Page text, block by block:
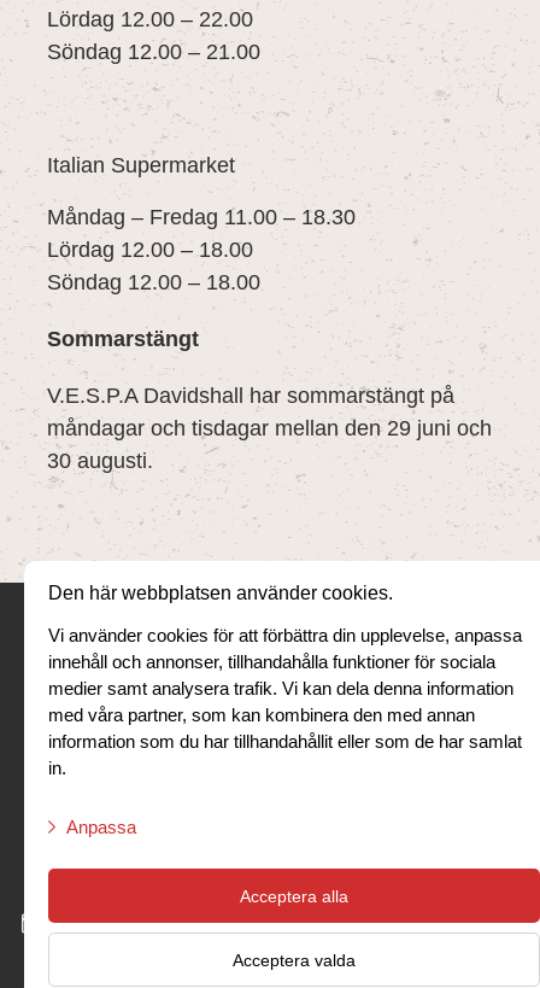
Lördag 12.00 – 22.00
Söndag 12.00 – 21.00
Italian Supermarket
Måndag – Fredag 11.00 – 18.30
Lördag 12.00 – 18.00
Söndag 12.00 – 18.00
Sommarstängt
V.E.S.P.A Davidshall har sommarstängt på
måndagar och tisdagar mellan den 29 juni och
30 augusti.
V.E.S.P.A Davidshall
Holmgatan 11
211 45 Malmö
040-605 92 50
V.E.S.P.A Lund
222 20 Lund
046-127 127
info@vespa.nu
Den här webbplatsen använder cookies.
Vi använder cookies för att förbättra din upplevelse, anpassa
innehåll och annonser, tillhandahålla funktioner för sociala
medier samt analysera trafik. Vi kan dela denna information
med våra partner, som kan kombinera den med annan
information som du har tillhandahållit eller som de har samlat
in.
Anpassa
Marknadsföringsscript
Acceptera alla
Acceptera valda